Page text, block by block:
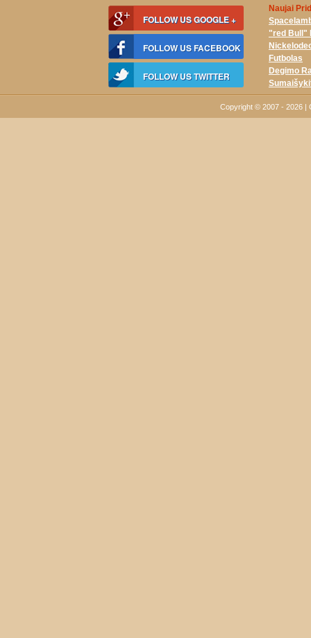
FOLLOW US GOOGLE +
FOLLOW US FACEBOOK
FOLLOW US TWITTER
Naujai
"red Bull"
Futbolas
Degimo
Copyright © 2007 - 2026 |